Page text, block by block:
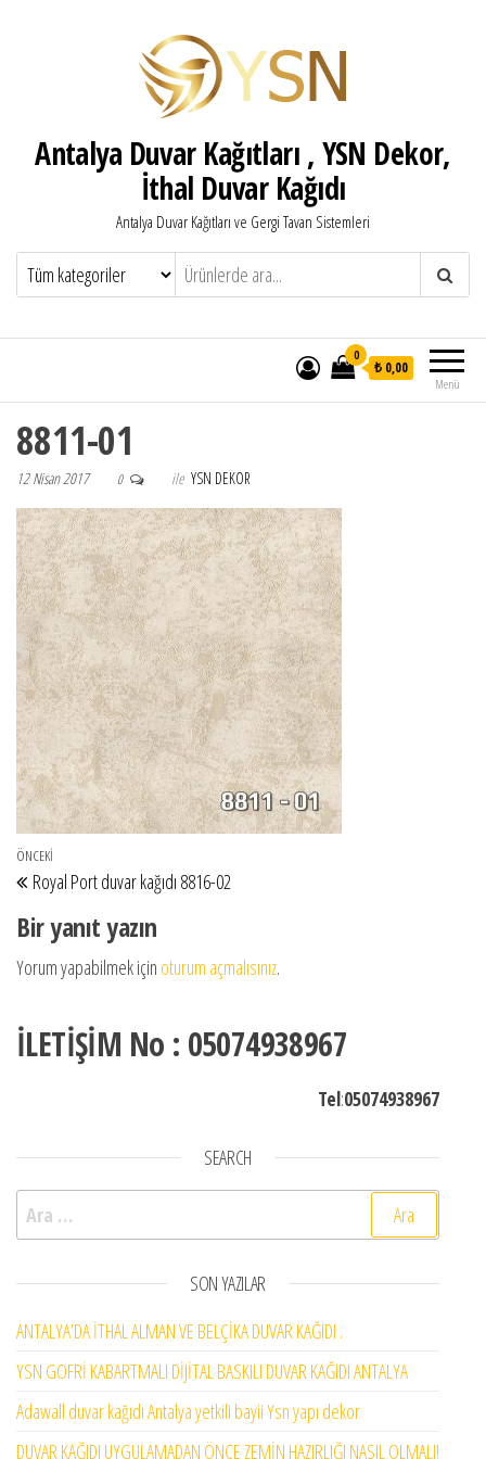
Antalya Duvar Kağıtları , YSN Dekor,
İthal Duvar Kağıdı
Antalya Duvar Kağıtları ve Gergi Tavan Sistemleri
Menü
0
₺ 0,00
8811-01
12 Nisan 2017 0 ile YSN DEKOR
Yazı gezinmesi
Önceki Yazı
ÖNCEKI
Royal Port duvar kağıdı 8816-02
Bir yanıt yazın
Yorum yapabilmek için oturum açmalısınız.
İLETİŞİM No : 05074938967
Tel:05074938967
SEARCH
Arama:
SON YAZILAR
ANTALYA’DA İTHAL ALMAN VE BELÇİKA DUVAR KAĞIDI .
YSN GOFRİ KABARTMALI DİJİTAL BASKILI DUVAR KAĞIDI ANTALYA
Adawall duvar kağıdı Antalya yetkili bayii Ysn yapı dekor
DUVAR KAĞIDI UYGULAMADAN ÖNCE ZEMİN HAZIRLIĞI NASIL OLMALI!